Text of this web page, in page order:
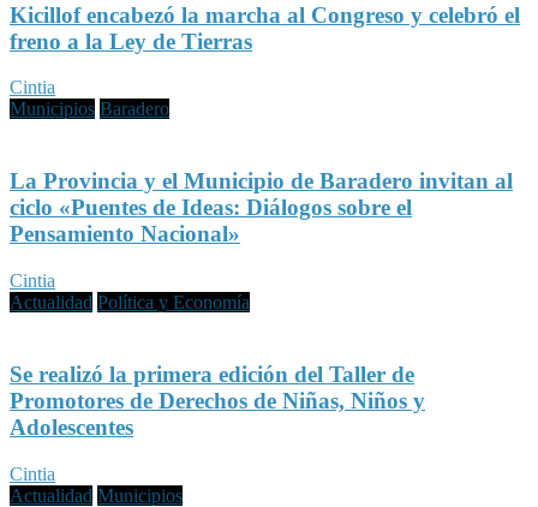
Kicillof encabezó la marcha al Congreso y celebró el
freno a la Ley de Tierras
Cintia
Municipios Baradero
La Provincia y el Municipio de Baradero invitan al
ciclo «Puentes de Ideas: Diálogos sobre el
Pensamiento Nacional»
Cintia
Actualidad Política y Economía
Se realizó la primera edición del Taller de
Promotores de Derechos de Niñas, Niños y
Adolescentes
Cintia
Actualidad Municipios